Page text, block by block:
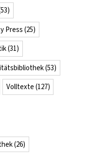
Press(25)
(31)
(53)
Volltexte (127)
(26)